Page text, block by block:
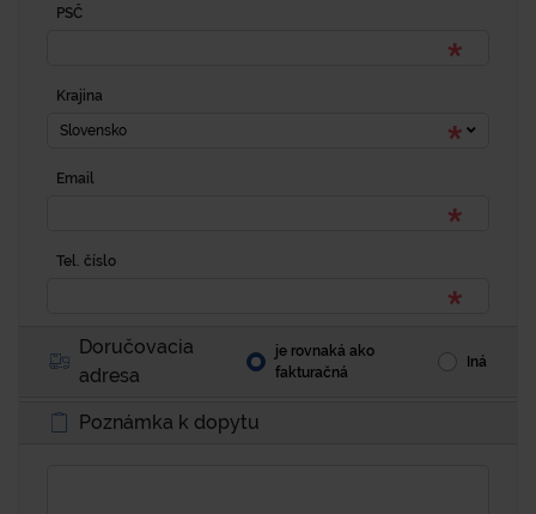
PSČ
Krajina
Slovensko
Email
Tel. číslo
Doručovacia
adresa
je rovnaká ako
fakturačná
Iná
Poznámka k dopytu